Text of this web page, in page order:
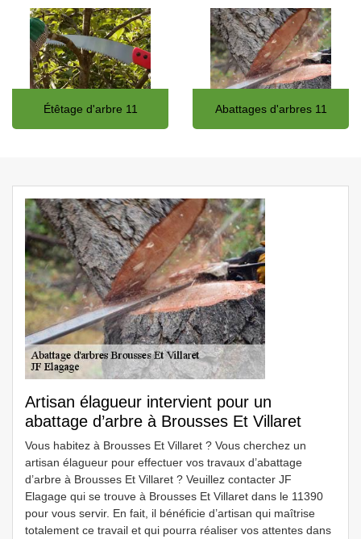
Étêtage d'arbre 11 Abattages d'arbres 11
Artisan élagueur intervient pour un
abattage d’arbre à Brousses Et Villaret
Vous habitez à Brousses Et Villaret ? Vous cherchez un
artisan élagueur pour effectuer vos travaux d’abattage
d’arbre à Brousses Et Villaret ? Veuillez contacter JF
Elagage qui se trouve à Brousses Et Villaret dans le 11390
pour vous servir. En fait, il bénéficie d’artisan qui maîtrise
totalement ce travail et qui pourra réaliser vos attentes dans